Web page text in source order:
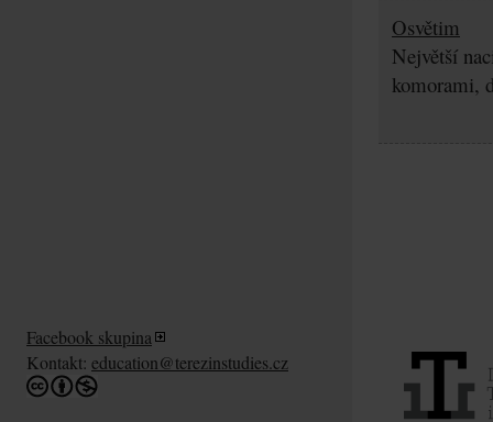
Osvětim
Největší
komorami,
Facebook skupina
Kontakt: education@terezinstudies.cz